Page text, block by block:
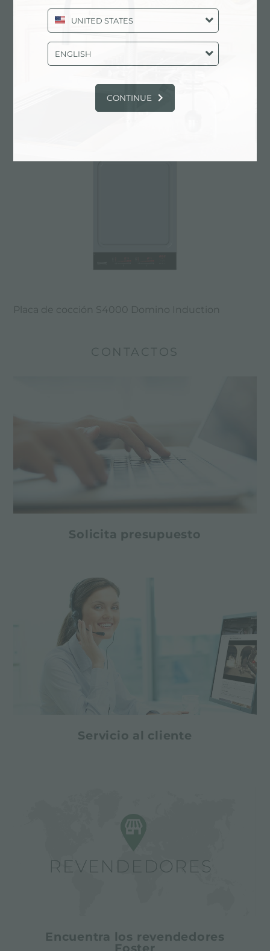
placa de inducción acero inoxidable +
vitrocerámica
CATÁLOGO, PRODUCTOS: PLACA
INOXIDABLE + VITROCERÁMICA
Placa de cocción S4000 Domino Induction
CONTACTOS
Solicita presupuesto
Servicio al cliente
Encuentra los revendedores
Foster
UNITED STATES
ENGLISH
CONTINUE